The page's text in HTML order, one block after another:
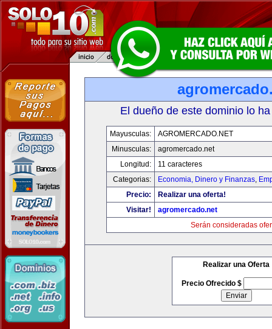
El dueño de este dominio lo
Mayusculas:
AGROMERCADO.NET
Minusculas:
agromercado.net
Longitud:
11 caracteres
Categorias:
Economia, Dinero y Finanzas,
Precio:
Realizar una oferta!
Visitar!
agromercado.net
Serán consideradas
Realizar una Oferta
Precio Ofrecido $